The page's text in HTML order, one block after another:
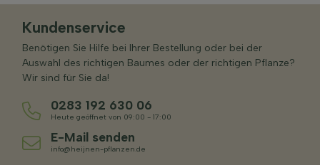
Kundenservice
Benötigen Sie Hilfe bei Ihrer Bestellung oder bei der
Auswahl des richtigen Baumes oder der richtigen Pflanze?
Wir sind für Sie da!
0283 192 630 06
Heute geöffnet von 09:00 - 17:00
E-Mail senden
info@heijnen-pflanzen.de